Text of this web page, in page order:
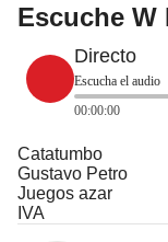
Escuche W
Directo
Escucha el audio
00:00:00
Catatumbo
Gustavo Petro
Juegos azar
IVA